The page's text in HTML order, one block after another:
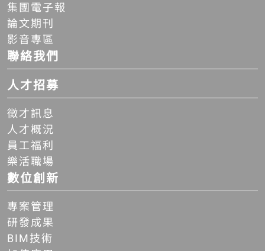
集團電子報
論文期刊
影音專區
聯絡我們
人才招募
徵才訊息
人才概況
員工福利
樂活職場
數位創新
專案管理
研發成果
BIM技術